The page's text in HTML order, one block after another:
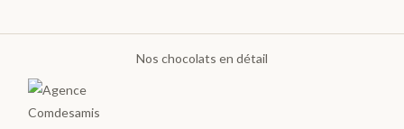
Nos chocolats en détail